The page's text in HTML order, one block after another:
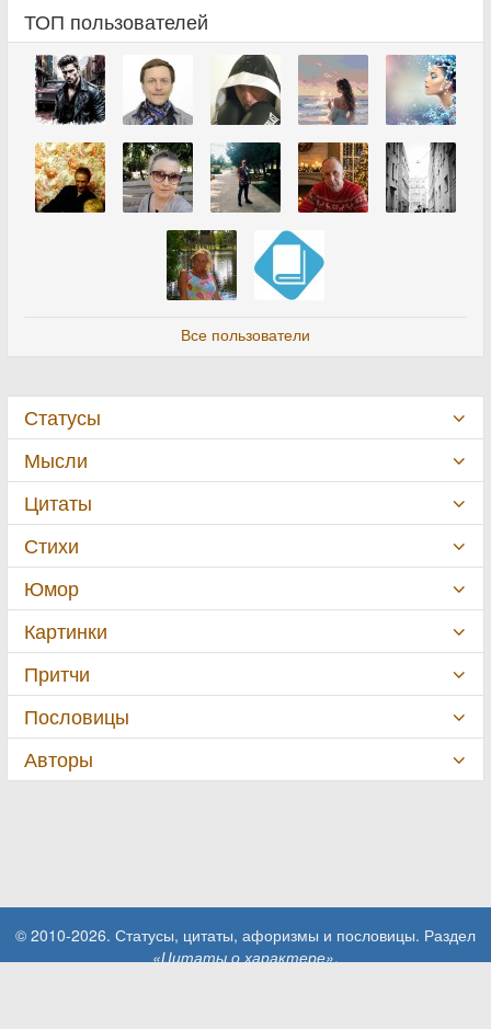
ТОП пользователей
Все пользователи
Статусы
Мысли
Цитаты
Стихи
Юмор
Картинки
Притчи
Пословицы
Авторы
© 2010-2026. Статусы, цитаты, афоризмы и пословицы. Раздел
«Цитаты о характере».